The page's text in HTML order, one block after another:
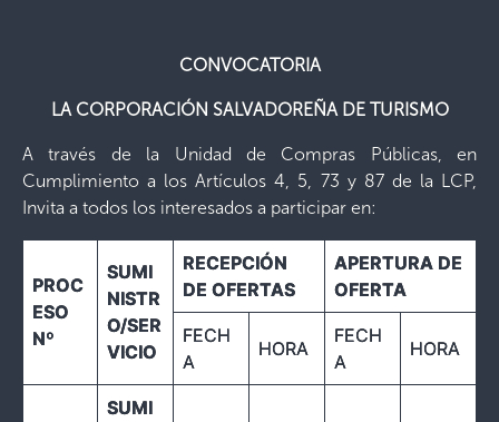
CONVOCATORIA
LA CORPORACIÓN SALVADOREÑA DE TURISMO
A través de la Unidad de Compras Públicas, en
Cumplimiento a los Artículos 4, 5, 73 y 87 de la LCP,
Invita a todos los interesados a participar en:
PROC
ESO
Nº
SUMI
NISTR
O/SER
VICIO
RECEPCIÓN
DE OFERTAS
APERTURA DE
OFERTA
FECH
A
HORA
FECH
A
HORA
SUMI